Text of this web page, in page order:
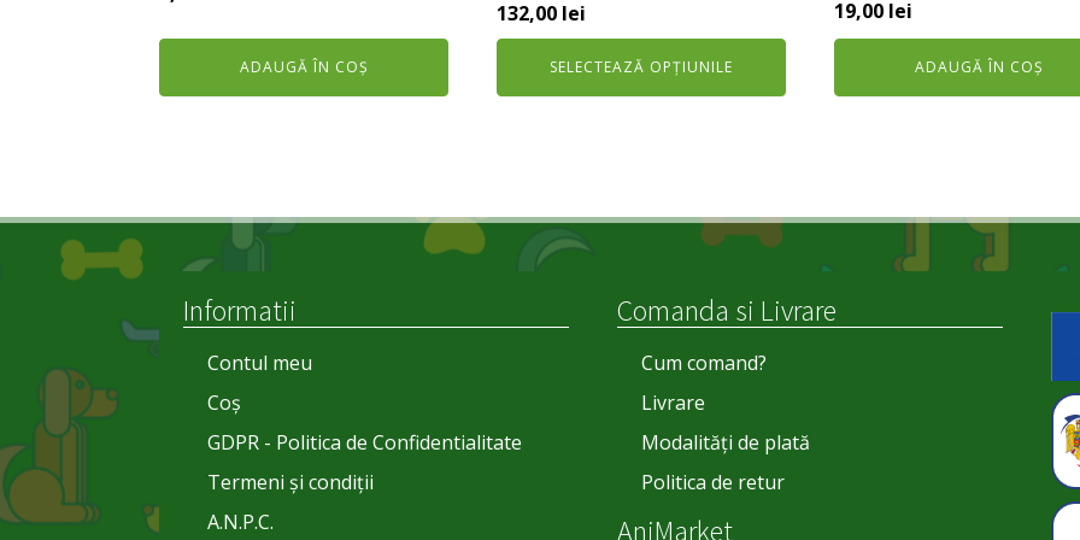
ADAUGĂ ÎN COȘ
Prețul
inițial
fost:
132,00 lei
curent
este:
132,00 lei.
SELECTEAZĂ OPȚIUNILE
19,00 lei
ADAUGĂ ÎN COȘ
Informatii
Contul meu
Coș
GDPR - Politica de Confidentialitate
Termeni și condiții
A.N.P.C.
Comanda si Livrare
Cum comand?
Livrare
Modalități de plată
Politica de retur
AniMarket